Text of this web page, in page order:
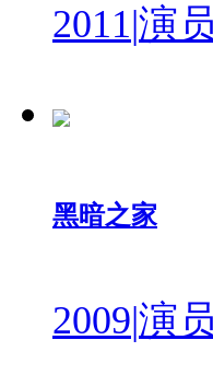
2011|演
黑暗之家
2009|演